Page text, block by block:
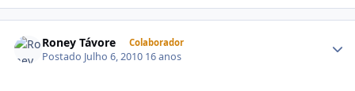
Roney Távore Colaborador
Postado Julho 6, 2010 16 anos